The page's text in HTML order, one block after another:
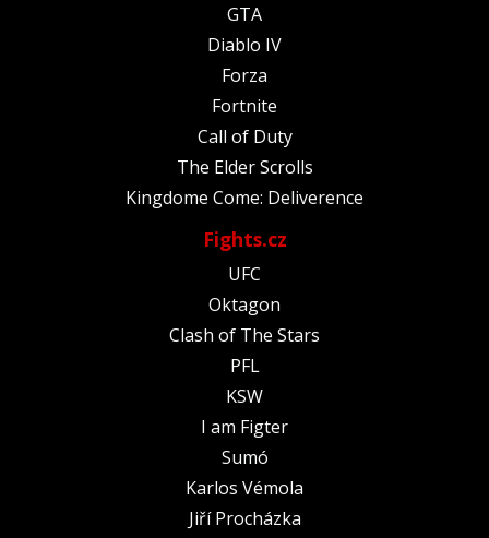
GTA
Diablo IV
Forza
Fortnite
Call of Duty
The Elder Scrolls
Kingdome Come: Deliverence
Fights.cz
UFC
Oktagon
Clash of The Stars
PFL
KSW
I am Figter
Sumó
Karlos Vémola
Jiří Procházka